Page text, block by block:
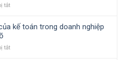
Việt
chọ
nhật
mới
nhất
2026
định
chính
sách
và
tắtở
Phần
kế
kế toán trong doanh nghiệp
tắtở